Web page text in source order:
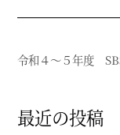
最近の投稿